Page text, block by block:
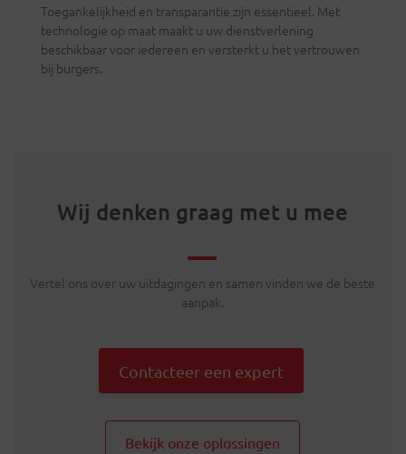
Toegankelijkheid en transparantie zijn essentieel. Met
technologie op maat maakt u uw dienstverlening
beschikbaar voor iedereen en versterkt u het vertrouwen
bij burgers.
Wij denken graag met u mee
Vertel ons over uw uitdagingen en samen vinden we de beste
aanpak.
Contacteer een expert
Bekijk onze oplossingen